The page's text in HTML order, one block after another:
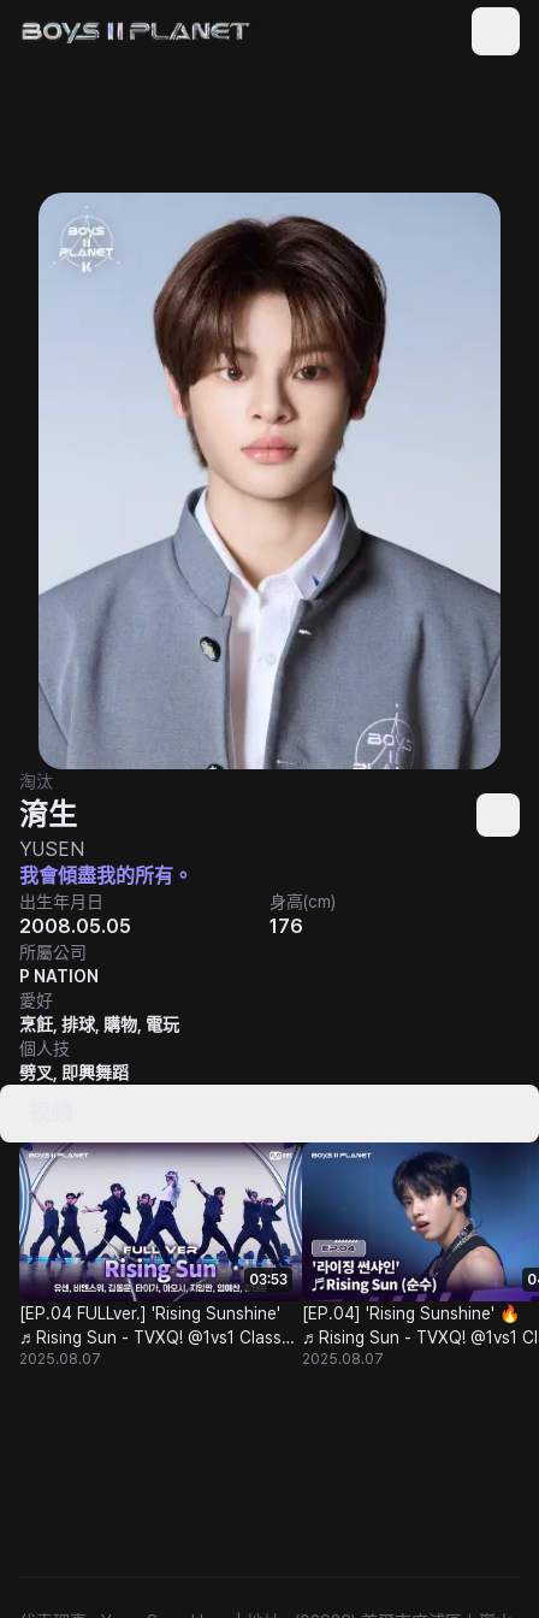
淘汰
淯生
YUSEN
我會傾盡我的所有。
出生年月日
2008.05.05
身高(cm)
176
所屬公司
P NATION
愛好
烹飪, 排球, 購物, 電玩
個人技
劈叉, 即興舞蹈
03:53
[EP.04 FULLver.] 'Rising Sunshine'
♬Rising Sun - TVXQ! @1vs1 Class
Battle
2025.08.07
[EP.04] 'Rising Sunshine' 🔥
♬Rising Sun - TVXQ! @1vs1
Battle
2025.08.07